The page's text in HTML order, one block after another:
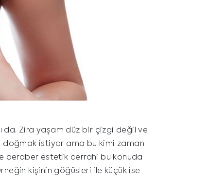
da. Zira yaşam düz bir çizgi değil ve
doğmak istiyor ama bu kimi zaman
beraber estetik cerrahi bu konuda
kişinin göğüsleri ile küçük ise